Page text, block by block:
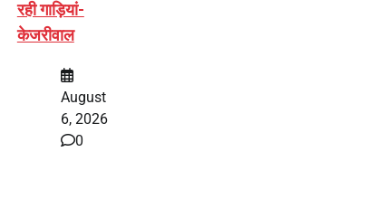
रही गाड़ियां-
केजरीवाल
August
6, 2026
0